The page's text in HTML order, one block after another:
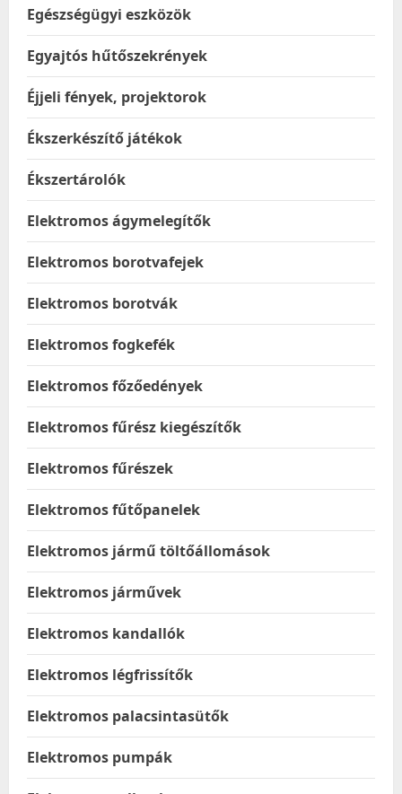
Egészségügyi eszközök
Egyajtós hűtőszekrények
Éjjeli fények, projektorok
Ékszerkészítő játékok
Ékszertárolók
Elektromos ágymelegítők
Elektromos borotvafejek
Elektromos borotvák
Elektromos fogkefék
Elektromos főzőedények
Elektromos fűrész kiegészítők
Elektromos fűrészek
Elektromos fűtőpanelek
Elektromos jármű töltőállomások
Elektromos járművek
Elektromos kandallók
Elektromos légfrissítők
Elektromos palacsintasütők
Elektromos pumpák